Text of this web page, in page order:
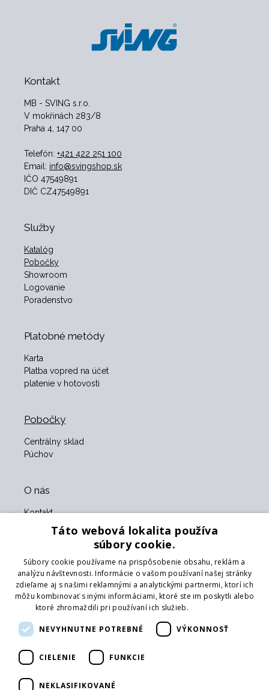
Kontakt
MB - SVING s.r.o.
V mokřinách 283/8
Praha 4, 147 00
Telefón: +421 422 251 100
Email: info@svingshop.sk
IČO 47549891
DIČ CZ47549891
Služby
Katalóg
Pobočky
Showroom
Logovanie
Poradenstvo
Platobné metódy
Karta
Platba vopred na účet
platenie v hotovosti
Pobočky
Centrálny sklad
Púchov
O nás
Kontakt
Obchodné podmienky
Naši partneri
Formulár na vrátenie tovaru
Vrátenie tovaru
Doprava
Sledujte nás
Prihlásiť mailing
Táto webová lokalita používa
súbory cookie.
Súbory cookie používame na prispôsobenie obsahu, reklám a
analýzu návštevnosti. Informácie o vašom používaní našej stránky
zdieľame aj s našimi reklamnými a analytickými partnermi, ktorí ich
môžu kombinovať s inými informáciami, ktoré ste im poskytli alebo
ktoré zhromaždili pri používaní ich služieb.
NEVYHNUTNE POTREBNÉ VÝKONNOSŤ
CIELENIE FUNKCIE
NEKLASIFIKOVANÉ